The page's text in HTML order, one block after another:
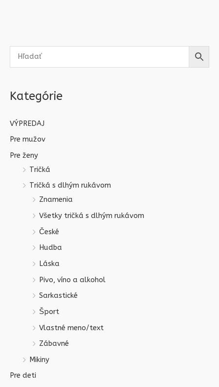
Kategórie
VÝPREDAJ
Pre mužov
Pre ženy
Tričká
Tričká s dlhým rukávom
Znamenia
Všetky tričká s dlhým rukávom
České
Hudba
Láska
Pivo, víno a alkohol
Sarkastické
Šport
Vlastné meno/text
Zábavné
Mikiny
Pre deti